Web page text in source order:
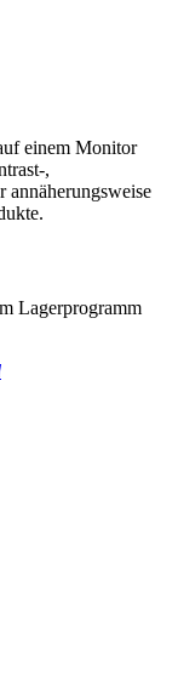
einem Monitor
,
Lagerprogramm